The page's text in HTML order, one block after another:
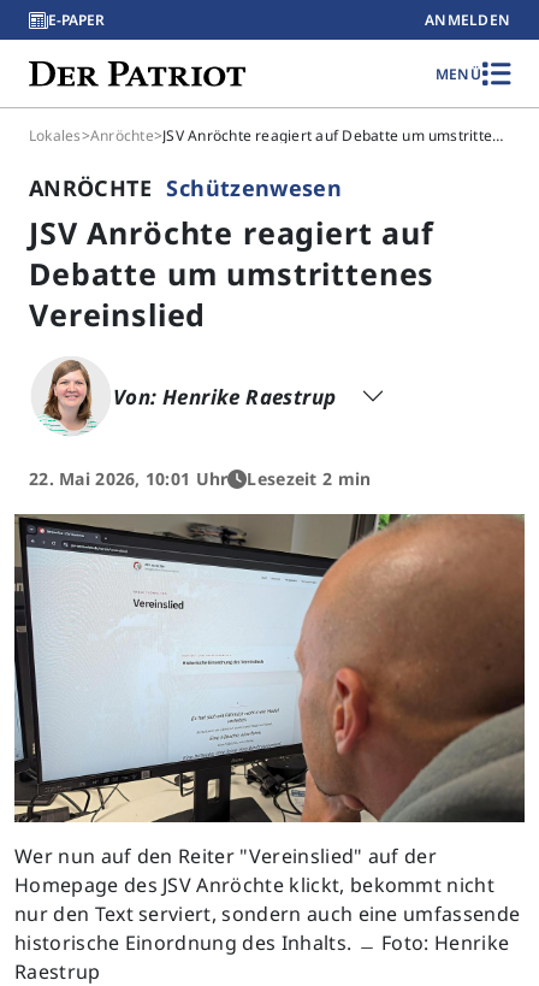
E-PAPER ANMELDEN
MENÜ
Lokales>Anröchte> JSV Anröchte reagiert auf Debatte um umstrittenes Vereinslied
ANRÖCHTE Schützenwesen
JSV Anröchte reagiert auf
Debatte um umstrittenes
Vereinslied
Von: Henrike Raestrup
22. Mai 2026, 10:01 Uhr Lesezeit 2 min
Wer nun auf den Reiter "Vereinslied" auf der
Homepage des JSV Anröchte klickt, bekommt nicht
nur den Text serviert, sondern auch eine umfassende
historische Einordnung des Inhalts. ﹘ Foto: Henrike
Raestrup